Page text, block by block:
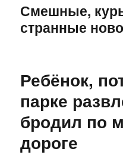
Смешные,
странные
Ребёнок,
парке
бродил по
дороге